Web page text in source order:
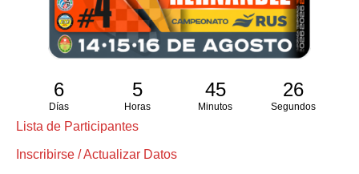
6
Días
5
Horas
45
Minutos
25
Segundos
Lista de Participantes
Inscribirse / Actualizar Datos